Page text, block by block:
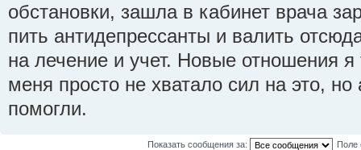
обстановки, зашла в кабинет врача
пить антидепрессанты и валить
на лечение и учет. Новые отношения я
меня просто не хватало сил на это, но
помогли.
Показать сообщения за: Поле